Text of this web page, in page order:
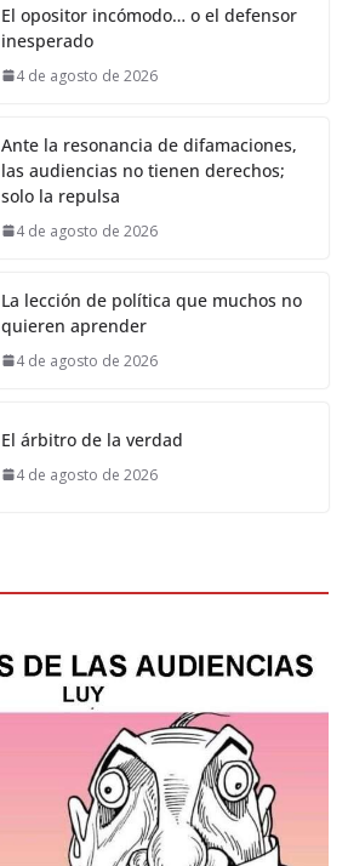
El opositor incómodo… o el defensor
inesperado
4 de agosto de 2026
Ante la resonancia de difamaciones,
las audiencias no tienen derechos;
solo la repulsa
4 de agosto de 2026
La lección de política que muchos no
quieren aprender
4 de agosto de 2026
El árbitro de la verdad
4 de agosto de 2026